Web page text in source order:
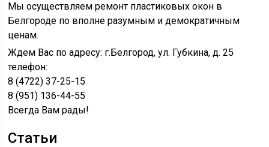
Мы осуществляем ремонт пластиковых окон в
Белгороде по вполне разумным и демократичным
ценам.
Ждем Вас по адресу: г.Белгород, ул. Губкина, д. 25
телефон:
8 (4722) 37-25-15
8 (951) 136-44-55
Всегда Вам рады!
Статьи